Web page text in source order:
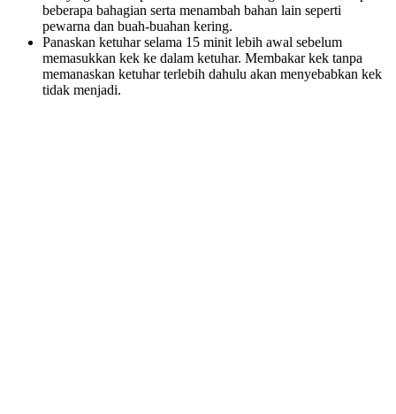
beberapa bahagian serta menambah bahan lain seperti
pewarna dan buah-buahan kering.
Panaskan ketuhar selama 15 minit lebih awal sebelum
memasukkan kek ke dalam ketuhar. Membakar kek tanpa
memanaskan ketuhar terlebih dahulu akan menyebabkan kek
tidak menjadi.